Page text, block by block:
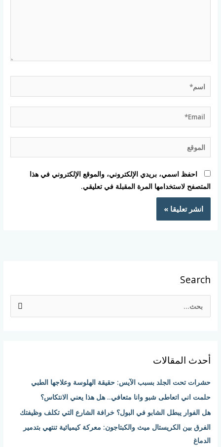
اسم*
Email*
الموقع
احفظ اسمي، بريدي الإلكتروني، والموقع الإلكتروني في هذا
المتصفح لاستخدامها المرة المقبلة في تعليقي.
Search
ث
ن
:
أحدث المقالات
حشرات تحت الجلد بسبب الآيس: حقيقة الهلوسة وعلاجها الطبي
حلمت اني اتعاطى شبو وانا متعافي.. هل هذا يعني الانتكاس؟
هل الفوار يبطل الشابو في البول؟ خرافة الشارع التي تكلف وظيفتك
الفرق بين الكريستال ميث والكبتاجون: معركة كيميائية تنتهي بتدمير
الدماغ